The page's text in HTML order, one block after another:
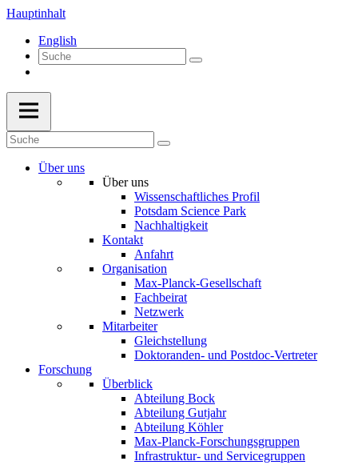
Hauptinhalt
English
Über uns
Über uns
Wissenschaftliches Profil
Potsdam Science Park
Nachhaltigkeit
Kontakt
Anfahrt
Organisation
Max-Planck-Gesellschaft
Fachbeirat
Netzwerk
Mitarbeiter
Gleichstellung
Doktoranden- und Postdoc-Vertreter
Forschung
Überblick
Abteilung Bock
Abteilung Gutjahr
Abteilung Köhler
Max-Planck-Forschungsgruppen
Infrastruktur- und Servicegruppen